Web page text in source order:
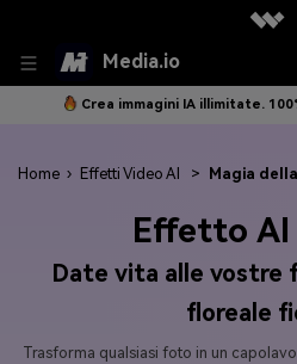
Media.io
Crea immagini IA illimitate.
Home › Effetti Video AI > Magia
Effetto
Date vita alle vostre
floreale
Trasforma qualsiasi foto in un